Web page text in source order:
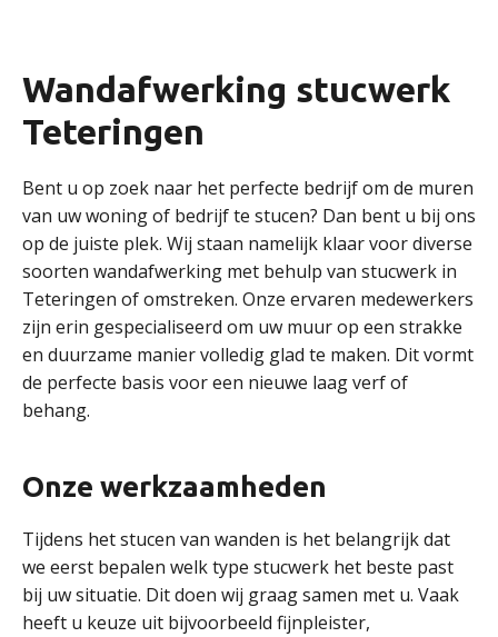
Wandafwerking stucwerk
Teteringen
Bent u op zoek naar het perfecte bedrijf om de muren
van uw woning of bedrijf te stucen? Dan bent u bij ons
op de juiste plek. Wij staan namelijk klaar voor diverse
soorten wandafwerking met behulp van stucwerk in
Teteringen of omstreken. Onze ervaren medewerkers
zijn erin gespecialiseerd om uw muur op een strakke
en duurzame manier volledig glad te maken. Dit vormt
de perfecte basis voor een nieuwe laag verf of
behang.
Onze werkzaamheden
Tijdens het stucen van wanden is het belangrijk dat
we eerst bepalen welk type stucwerk het beste past
bij uw situatie. Dit doen wij graag samen met u. Vaak
heeft u keuze uit bijvoorbeeld fijnpleister,